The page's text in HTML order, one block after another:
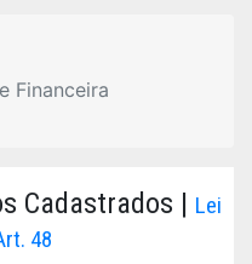
Financeira
Cadastrados | Lei
48